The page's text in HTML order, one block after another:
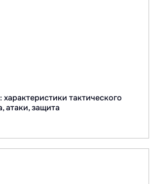
тактического
атаки, защита